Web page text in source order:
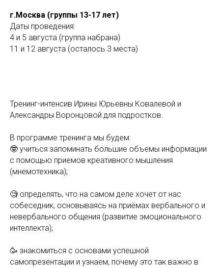
г.Москва (группы 13-17 лет)
Даты проведения:
4 и 5 августа (группа набрана)
11 и 12 августа (осталось 3 места)
Тренинг-интенсив Ирины Юрьевны Ковалевой и
Александры Воронцовой для подростков.
В программе тренинга мы будем:
🤓 учиться запоминать большие объемы информации
с помощью приемов креативного мышления
(мнемотехника);
🧐 определять, что на самом деле хочет от нас
собеседник, основываясь на приёмах вербального и
невербального общения (развитие эмоционального
интеллекта);
🥳 знакомиться с основами успешной
самопрезентации и узнаем, почему это так важно в